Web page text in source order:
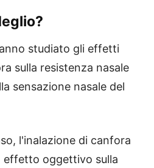
studiato gli effetti
sulla resistenza nasale
sensazione nasale del
l'inalazione di canfora
effetto oggettivo sulla